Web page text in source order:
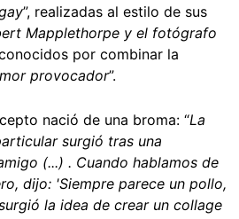
”, realizadas al estilo de sus
Mapplethorpe y el fotógrafo
conocidos por combinar la
provocador”.
nació de una broma: “La
surgió tras una
(...) . Cuando hablamos de
dijo: 'Siempre parece un pollo,
la idea de crear un collage